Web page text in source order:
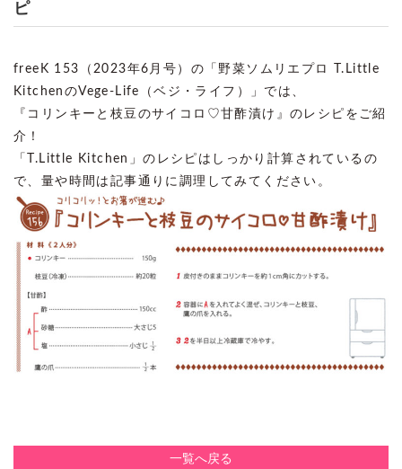
ピ
freeK 153（2023年6月号）の「野菜ソムリエプロ T.Little
KitchenのVege-Life（ベジ・ライフ）」では、
『コリンキーと枝豆のサイコロ♡甘酢漬け』のレシピをご紹
介！
「T.Little Kitchen」のレシピはしっかり計算されているの
で、量や時間は記事通りに調理してみてください。
一覧へ戻る